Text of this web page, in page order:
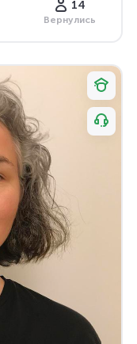
14
Вернулись